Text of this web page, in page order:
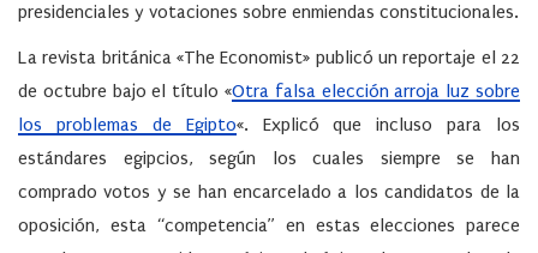
presidenciales y votaciones sobre enmiendas constitucionales.
La revista británica «The Economist» publicó un reportaje el 22
de octubre bajo el título «Otra falsa elección arroja luz sobre
los problemas de Egipto«. Explicó que incluso para los
estándares egipcios, según los cuales siempre se han
comprado votos y se han encarcelado a los candidatos de la
oposición, esta “competencia” en estas elecciones parece